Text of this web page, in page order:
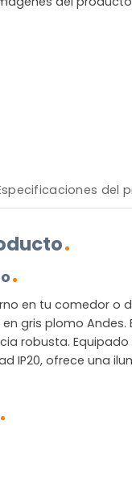
del
en tu comedor o
gris plomo
robusta. Equipado
IP20, ofrece una